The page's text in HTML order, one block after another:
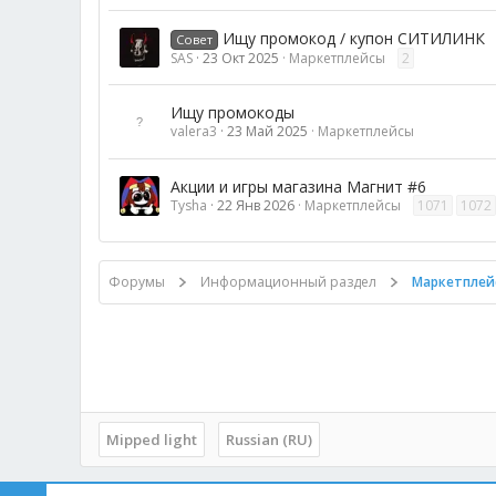
Совет Ищу промокод / купон СИТИЛИНК
SAS 23 Окт 2025 Маркетплейсы 2
Ищу промокоды
valera3 23 Май 2025 Маркетплейсы
Акции и игры магазина Магнит #6
Tysha 22 Янв 2026 Маркетплейсы 1071 1072
Форумы Информационный раздел
Mipped light Russian (RU)